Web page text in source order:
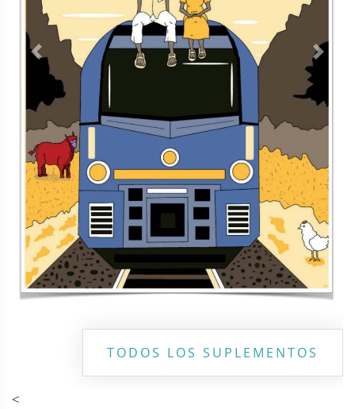
Contacto Aviso de privacidad
Copyright ©2026 Todos los derechos reservados | La Jornada
Maya